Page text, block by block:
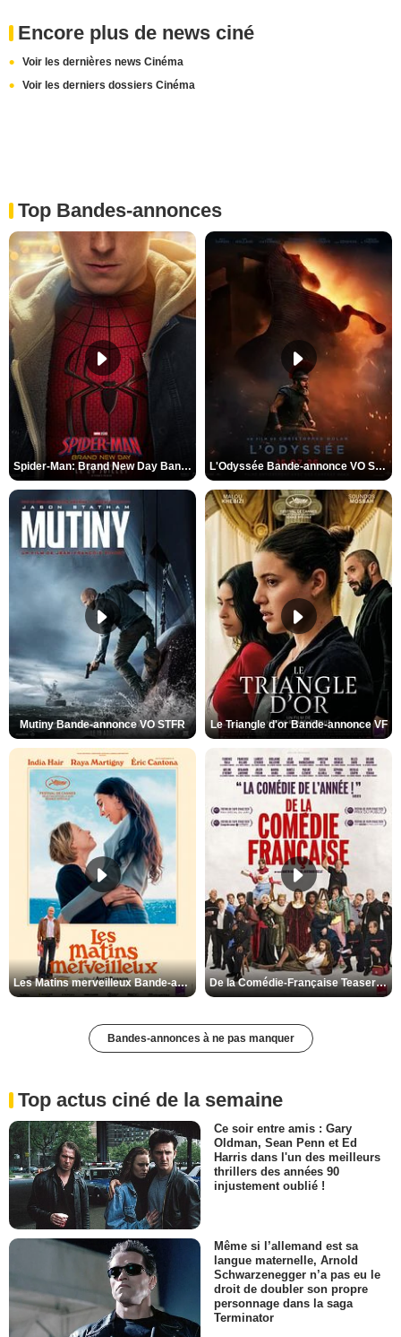
Encore plus de news ciné
Voir les dernières news Cinéma
Voir les derniers dossiers Cinéma
Top Bandes-annonces
Spider-Man: Brand New Day Bande-annonce VO STFR L'Odyssée Bande-annonce VO STFR
Mutiny Bande-annonce VO STFR Le Triangle d'or Bande-annonce VF
Les Matins merveilleux Bande-annonce VF De la Comédie-Française Teaser VF
Bandes-annonces à ne pas manquer
Top actus ciné de la semaine
Ce soir entre amis : Gary
Oldman, Sean Penn et Ed
Harris dans l'un des meilleurs
thrillers des années 90
injustement oublié !
Même si l’allemand est sa
langue maternelle, Arnold
Schwarzenegger n’a pas eu le
droit de doubler son propre
personnage dans la saga
Terminator